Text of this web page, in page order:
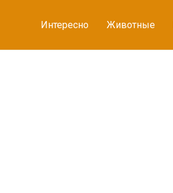
Интересно Животные